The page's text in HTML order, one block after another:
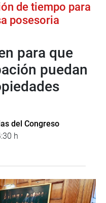
de tiempo para
posesoria
para que
puedan
del Congreso
h